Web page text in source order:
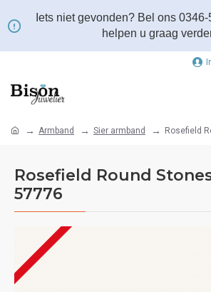
Iets niet gevonden? Bel ons
helpen u graag
Armband Sier armband Rosefield
Rosefield Round
57776